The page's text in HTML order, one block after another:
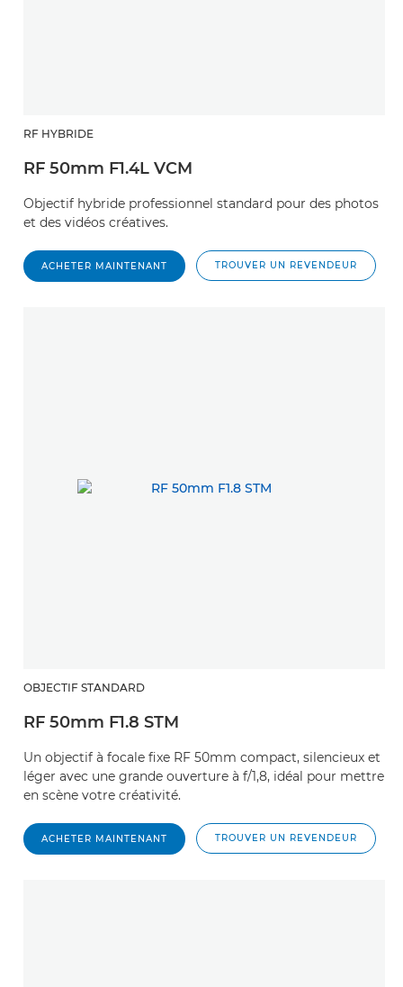
RF HYBRIDE
RF 50mm F1.4L VCM
Objectif hybride professionnel standard pour des photos
et des vidéos créatives.
ACHETER MAINTENANT TROUVER UN REVENDEUR
OBJECTIF STANDARD
RF 50mm F1.8 STM
Un objectif à focale fixe RF 50mm compact, silencieux et
léger avec une grande ouverture à f/1,8, idéal pour mettre
en scène votre créativité.
ACHETER MAINTENANT TROUVER UN REVENDEUR